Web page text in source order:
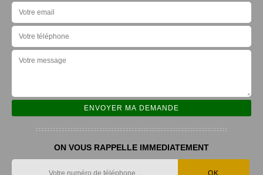
ON VOUS RAPPELLE IMMEDIATEMENT